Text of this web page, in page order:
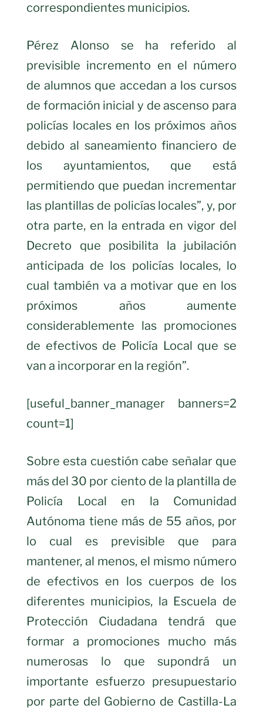
correspondientes municipios.
Pérez Alonso se ha referido al
previsible incremento en el número
de alumnos que accedan a los cursos
de formación inicial y de ascenso para
policías locales en los próximos años
debido al saneamiento financiero de
los ayuntamientos, que está
permitiendo que puedan incrementar
las plantillas de policías locales”, y, por
otra parte, en la entrada en vigor del
Decreto que posibilita la jubilación
anticipada de los policías locales, lo
cual también va a motivar que en los
próximos años aumente
considerablemente las promociones
de efectivos de Policía Local que se
van a incorporar en la región”.
[useful_banner_manager banners=2
count=1]
Sobre esta cuestión cabe señalar que
más del 30 por ciento de la plantilla de
Policía Local en la Comunidad
Autónoma tiene más de 55 años, por
lo cual es previsible que para
mantener, al menos, el mismo número
de efectivos en los cuerpos de los
diferentes municipios, la Escuela de
Protección Ciudadana tendrá que
formar a promociones mucho más
numerosas lo que supondrá un
importante esfuerzo presupuestario
por parte del Gobierno de Castilla-La